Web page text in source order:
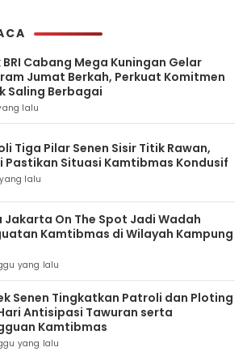
BRI Cabang Mega Kuningan Gelar
Jumat Berkah, Perkuat Komitmen
Saling Berbagai
lalu
Tiga Pilar Senen Sisir Titik Rawan,
Pastikan Situasi Kamtibmas Kondusif
lalu
Jakarta On The Spot Jadi Wadah
Kamtibmas di Wilayah Kampung
yang lalu
Senen Tingkatkan Patroli dan Ploting
Antisipasi Tawuran serta
Kamtibmas
yang lalu